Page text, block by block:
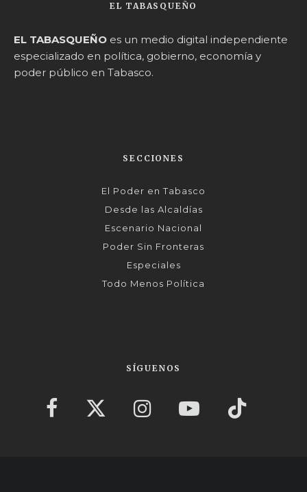
EL TABASQUEÑO
EL TABASQUEÑO es un medio digital independiente
especializado en política, gobierno, economía y
poder público en Tabasco.
SECCIONES
El Poder en Tabasco
Desde las Alcaldías
Escenario Nacional
Poder Sin Fronteras
Especiales
Todo Menos Política
SÍGUENOS